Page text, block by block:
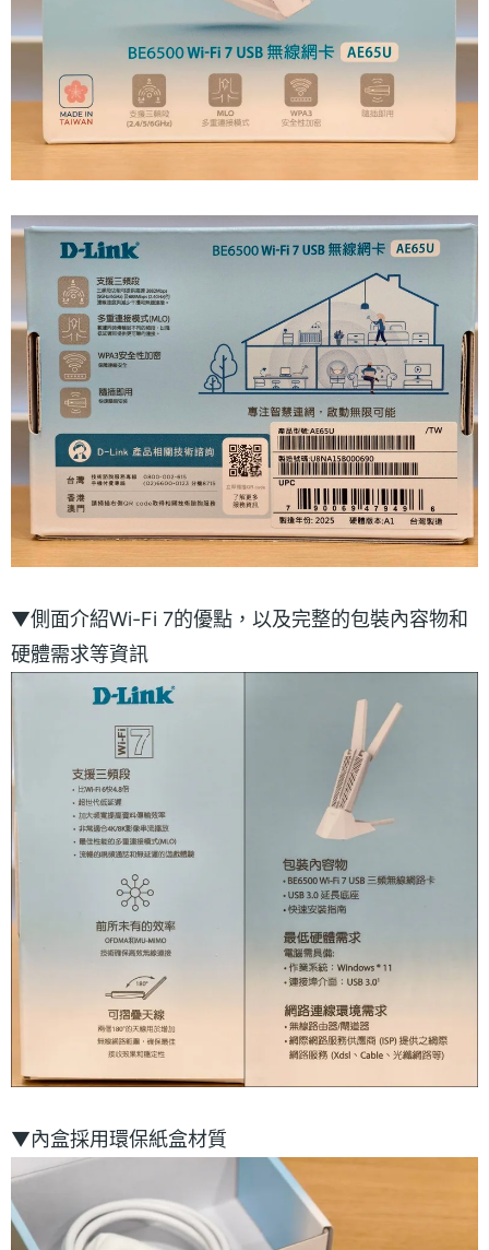
▼側面介紹Wi-Fi 7的優點，以及完整的包裝內容物和
硬體需求等資訊
▼內盒採用環保紙盒材質